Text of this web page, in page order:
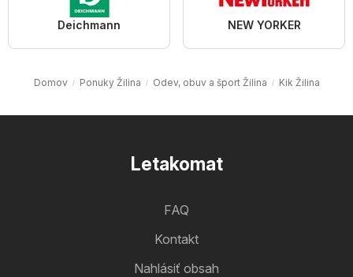
Deichmann NEW YORKER
Domov Ponuky Žilina Odev, obuv a šport Žilina Kik Žilina
Letakomat
FAQ
Kontakt
Nahlásiť obsah